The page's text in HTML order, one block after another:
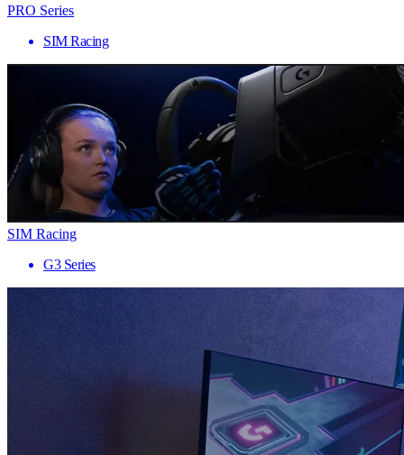
PRO Series
SIM Racing
SIM Racing
G3 Series